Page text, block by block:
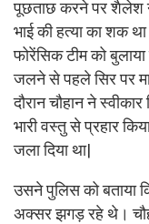
पूछताछ करने पर शैलेश
भाई की हत्या का शक
फोरेंसिक टीम को
जलने से पहले सिर पर
दौरान चौहान ने
भारी वस्तु से प्रहार
जला दिया था|
उसने पुलिस को बताया
अक्सर झगड़ रहे थे।